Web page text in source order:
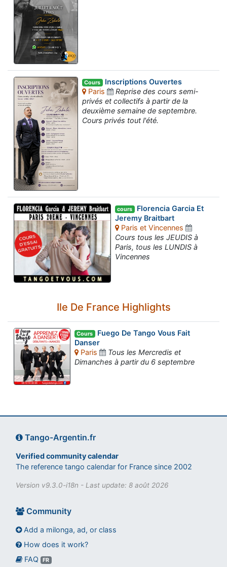
Cours Inscriptions Ouvertes
Paris
Reprise des cours semi-
privés et collectifs à partir de la
deuxième semaine de septembre.
Cours privés tout l'été.
cours Florencia Garcia Et
Jeremy Braitbart
Paris et Vincennes
Cours tous les JEUDIS à
Paris, tous les LUNDIS à
Vincennes
Ile De France Highlights
Cours Fuego De Tango Vous Fait
Danser
Paris
Tous les Mercredis et
Dimanches à partir du 6 septembre
Tango-Argentin.fr
Verified community calendar
The reference tango calendar for France since 2002
Version v9.3.0-i18n - Last update: 8 août 2026
Community
Add a milonga, ad, or class
How does it work?
FAQ
FR
Assistant tango-argentin.fr